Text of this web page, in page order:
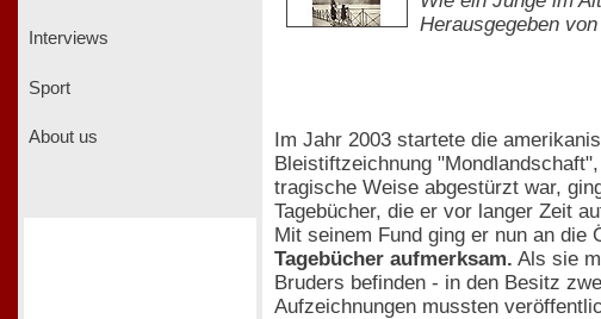
Interviews
Sport
About us
Herausgegeben
Im Jahr 2003 startete die
Bleistiftzeichnung
tragische Weise abgestürzt war,
Tagebücher, die er vor langer Zeit
Mit seinem Fund ging er nun an die
Tagebücher aufmerksam. Als sie
Bruders befinden - in den Besitz
Aufzeichnungen mussten